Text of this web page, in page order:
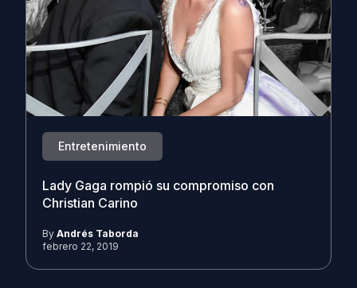
Entretenimiento
Lady Gaga rompió su compromiso con
Christian Carino
By Andrés Taborda
febrero 22, 2019